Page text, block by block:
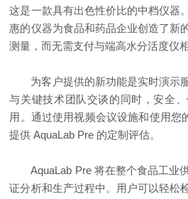
这是一款具有出色性价比的中档仪器
惠的仪器为食品和药品企业创造了新
测量，而无需支付与端高水分活度仪
为客户提供的新功能是实时演示
与关键技术团队交谈的同时，安全
用。通过使用视频会议设施和使用您
提供 AquaLab Pre 的定制评估。
AquaLab Pre 将在整个食品工业
证分析和生产过程中。用户可以轻松